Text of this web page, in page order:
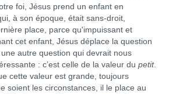
foi, Jésus prend un enfant en
à son époque, était sans-droit,
place, parce qu'impuissant et
cet enfant, Jésus déplace la question
autre question qui devrait nous
: c’est celle de la valeur du petit.
cette valeur est grande, toujours
soient les circonstances, il le place au